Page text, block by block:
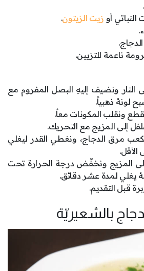
أو زيت الزيتون.
ناعمة للتزيين.
ونضيف إليهِ البصل المفروم مع
لونهُ ذهبياً.
ونقلب المكونات معاً.
إلى المزيج مع التحريك.
مرق الدجاج، ونغطي القدر ليغلي
الأقل.
المزيج ونخفّض درجة الحرارة تحت
يغلي لمدة عشر دقائق.
قبل التقديم.
بالشعيريّة